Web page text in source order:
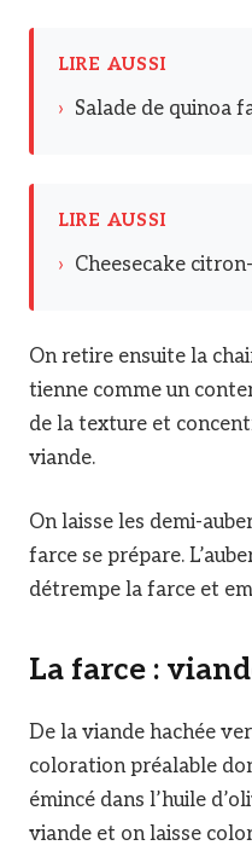
LIRE AUSSI
› Salade de quinoa
LIRE AUSSI
› Cheesecake
On retire ensuite la
tienne comme un
de la texture et
viande.
On laisse les demi-
farce se prépare.
détrempe la farce et
La farce :
De la viande hachée
coloration préalable
émincé dans l’huile
viande et on laisse